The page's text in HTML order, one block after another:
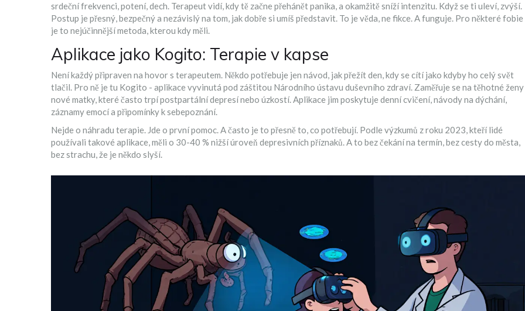
srdeční frekvenci, potení, dech. Terapeut vidí, kdy tě začne přehánět panika, a okamžitě sníží intenzitu. Když se ti uleví, zvýší.
Postup je přesný, bezpečný a nezávislý na tom, jak dobře si umíš představit. To je věda, ne fikce. A funguje. Pro některé fobie
je to nejúčinnější metoda, kterou kdy měli.
Aplikace jako Kogito: Terapie v kapse
Není každý připraven na hovor s terapeutem. Někdo potřebuje jen návod, jak přežít den, kdy se cítí jako kdyby ho celý svět
tlačil. Pro ně je tu Kogito - aplikace vyvinutá pod záštitou Národního ústavu duševního zdraví. Zaměřuje se na těhotné ženy
nové matky, které často trpí postpartální depresí nebo úzkostí. Aplikace jim poskytuje denní cvičení, návody na dýchání,
záznamy emocí a připomínky k sebepoznání.
Nejde o náhradu terapie. Jde o první pomoc. A často je to přesně to, co potřebují. Podle výzkumů z roku 2023, kteří lidé
používali takové aplikace, měli o 30-40 % nižší úroveň depresivních příznaků. A to bez čekání na termín, bez cesty do města,
bez strachu, že je někdo slyší.